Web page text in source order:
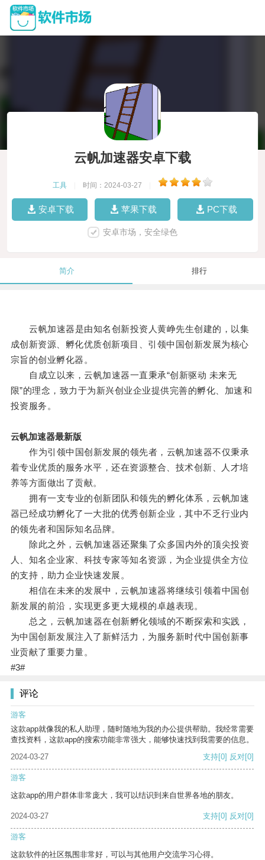
云帆加速器安卓下载
工具 时间：2024-03-27
安卓下载 苹果下载 PC下载
安卓市场，安全绿色
简介 排行
云帆加速器是由知名创新投资人黄峥先生创建的，以集
成创新资源、孵化优质创新项目、引领中国创新发展为核心
宗旨的创业孵化器。
自成立以来，云帆加速器一直秉承“创新驱动 未来无
限”的理念，致力于为新兴创业企业提供完善的孵化、加速和
投资服务。
云帆加速器最新版
作为引领中国创新发展的领先者，云帆加速器不仅秉承
着专业优质的服务水平，还在资源整合、技术创新、人才培
养等方面做出了贡献。
拥有一支专业的创新团队和领先的孵化体系，云帆加速
器已经成功孵化了一大批的优秀创新企业，其中不乏行业内
的领先者和国际知名品牌。
除此之外，云帆加速器还聚集了众多国内外的顶尖投资
人、知名企业家、科技专家等知名资源，为企业提供全方位
的支持，助力企业快速发展。
相信在未来的发展中，云帆加速器将继续引领着中国创
新发展的前沿，实现更多更大规模的卓越表现。
总之，云帆加速器在创新孵化领域的不断探索和实践，
为中国创新发展注入了新鲜活力，为服务新时代中国创新事
业贡献了重要力量。
#3#
评论
游客
这款app就像我的私人助理，随时随地为我的办公提供帮助。我经常需要
查找资料，这款app的搜索功能非常强大，能够快速找到我需要的信息。
2024-03-27
支持[0] 反对[0]
游客
这款app的用户群体非常庞大，我可以结识到来自世界各地的朋友。
2024-03-27 支持[0] 反对[0]
游客
这款软件的社区氛围非常好，可以与其他用户交流学习心得。